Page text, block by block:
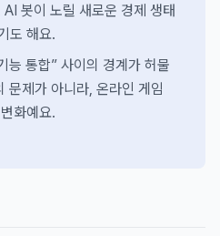
봇이 노릴 새로운 경제 생태
도 해요.
능 통합” 사이의 경계가 허물
문제가 아니라, 온라인 게임
화예요.